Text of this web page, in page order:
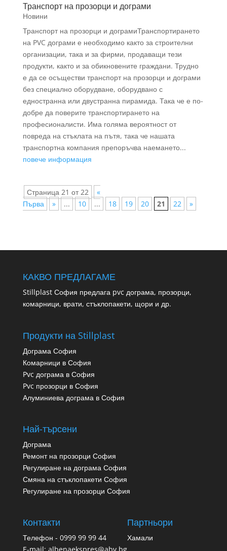
Транспорт на прозорци и дограми
Новини
Транспорт на прозорци и дограмиТранспортирането
на PVC дограми е необходимо както за строителни
организации, така и за фирми, продаващи тези
продукти, както и за обикновените граждани. Трудно
е да се осъществи транспорт на прозорци и дограми
без специално оборудване, оборудвано с
едностранна или двустранна пирамида. Така че е по-
добре да поверите транспортирането на
професионалисти. Има голяма вероятност от
повреда на стъклата на пътя, така че нашата
транспортна компания препоръчва наемането...
повече информация
Страница 21 от 22
«
Първа
» ... 10 ... 18 19 20 21 22 »
КАКВО ПРЕДЛАГАМЕ
Stillplast София предлага pvc дограма, прозорци,
комарници, врати, стъклопакети, щори и др.
Продукти на Stillplast
Дограма София
Комарници в София
Pvc дограма в София
Pvc прозорци в София
Алуминиева дограма в София
Най-търсени
Дограма
Ремонт на прозорци София
Регулиране на дограма София
Смяна на стъклопакети София
Регулиране на прозорци София
Контакти
Телефон - 0999 99 99 44
Партньори
Хамали